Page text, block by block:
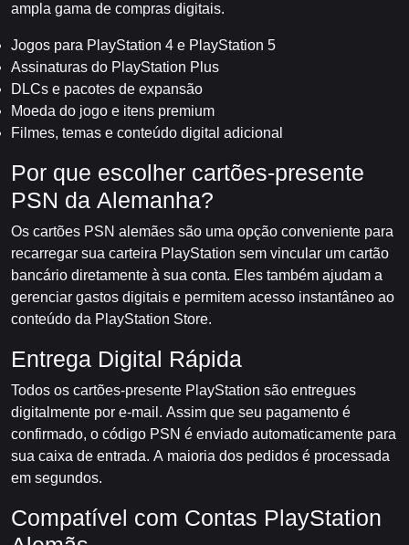
ampla gama de compras digitais.
Jogos para PlayStation 4 e PlayStation 5
Assinaturas do PlayStation Plus
DLCs e pacotes de expansão
Moeda do jogo e itens premium
Filmes, temas e conteúdo digital adicional
Por que escolher cartões-presente
PSN da Alemanha?
Os cartões PSN alemães são uma opção conveniente para
recarregar sua carteira PlayStation sem vincular um cartão
bancário diretamente à sua conta. Eles também ajudam a
gerenciar gastos digitais e permitem acesso instantâneo ao
conteúdo da PlayStation Store.
Entrega Digital Rápida
Todos os cartões-presente PlayStation são entregues
digitalmente por e-mail. Assim que seu pagamento é
confirmado, o código PSN é enviado automaticamente para
sua caixa de entrada. A maioria dos pedidos é processada
em segundos.
Compatível com Contas PlayStation